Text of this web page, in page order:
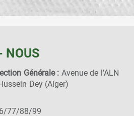
NOUS
Générale : Avenue de l’ALN
Dey (Alger)
77/88/99